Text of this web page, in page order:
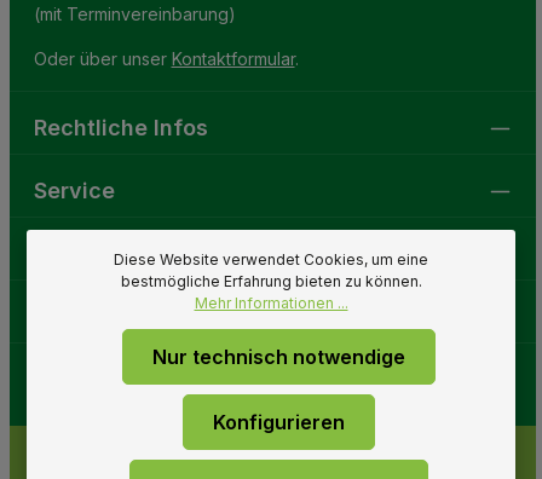
(mit Terminvereinbarung)
Oder über unser Kontaktformular.
Rechtliche Infos
Service
GartenweltDiese Website verwendet Cookies, um eine
bestmögliche Erfahrung bieten zu können.
Mehr Informationen ...
Nur technisch notwendige
Konfigurieren